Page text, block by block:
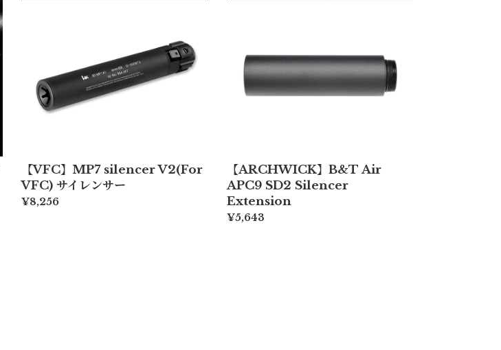
【VFC】MP7 silencer V2(For
VFC) サイレンサー
¥8,256
【ARCHWICK】B&T Air
APC9 SD2 Silencer
Extension
¥5,643